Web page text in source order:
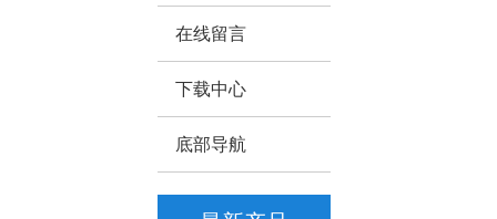
在线留言
下载中心
底部导航